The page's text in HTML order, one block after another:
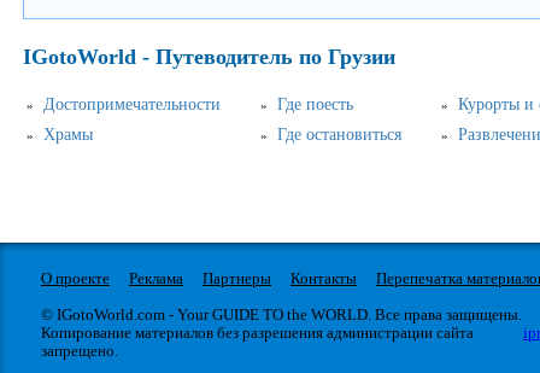
IGotoWorld - Путеводитель по Грузии
Достопримечательности Где поесть
Курорты и
Храмы
Где остановиться
О проекте Реклама Партнеры Контакты
Перепечатка
© IGotoWorld.com - Your GUIDE TO the WORLD. Все права защищены.
Копирование материалов без разрешения администрации сайта
запрещено.